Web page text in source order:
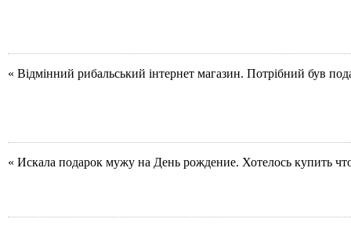
« Відмінний рибальський інтернет магазин. Потрібний був
« Искала подарок мужу на День рождение. Хотелось купить